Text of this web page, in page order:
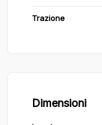
Trazione
Dimensioni